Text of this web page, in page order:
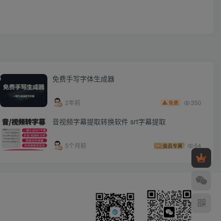
免费手写字体生成器
2年前 免费 350
音视频字幕提取转换软件 srt字幕提取
5个月前 会员专属 64